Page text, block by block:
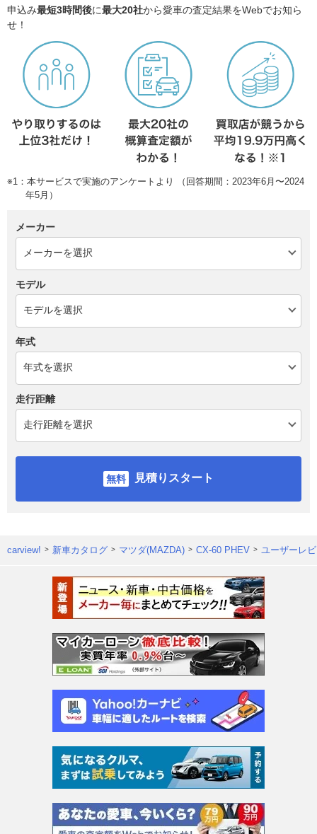
申込み最短3時間後に最大20社から愛車の査定結果をWebでお知ら
せ！
※1：本サービスで実施のアンケートより （回答期間：2023年6月〜2024
年5月）
メーカー
モデル
年式
走行距離
見積りスタート
carview! 新車カタログ マツダ(MAZDA) CX-60 PHEV ユーザーレ